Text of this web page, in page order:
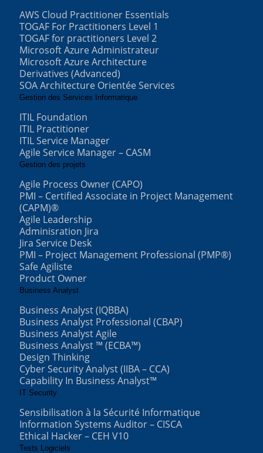
AWS Cloud Practitioner Essentials
TOGAF For Practitioners Level 1
TOGAF for practitioners Level 2
Microsoft Azure Administrateur
Microsoft Azure Architecture
Derivatives (Advanced)
SOA Architecture Orientée Services
Gestion des Services Informatique
ITIL Foundation
ITIL Practitioner
ITIL Service Manager
Agile Service Manager – CASM
Gestion des projets
Agile Process Owner (CAPO)
PMI – Certified Associate in Project Management
(CAPM)®
Agile Leadership
Adminisration Jira
Jira Service Desk
PMI – Project Management Professional (PMP®)
Safe Agiliste
Product Owner
Business Analyst
Business Analyst (IQBBA)
Business Analyst Professional (CBAP)
Business Analyst Agile
Business Analyst ™ (ECBA™)
Design Thinking
Cyber Security Analyst (IIBA – CCA)
Capability In Business Analyst™
IT Security
Sensibilisation à la Sécurité Informatique
Information Systems Auditor – CISCA
Ethical Hacker – CEH V10
Tests Logiciels